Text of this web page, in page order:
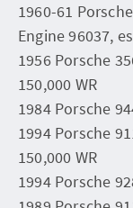
1960-61
Engine 96037,
1956 Porsche
150,000 WR
1984 Porsche
1994 Porsche
150,000 WR
1994 Porsche